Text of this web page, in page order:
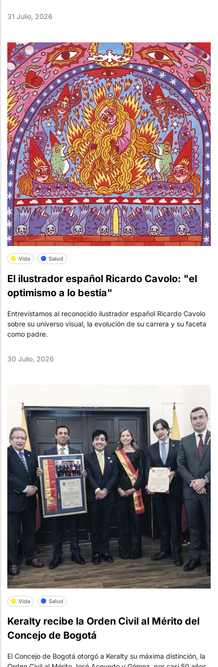
31 Julio, 2026
Vida Salud
El ilustrador español Ricardo Cavolo: "el
optimismo a lo bestia"
Entrevistamos al reconocido ilustrador español Ricardo Cavolo
sobre su universo visual, la evolución de su carrera y su faceta
como padre.
30 Julio, 2026
Vida Salud
Keralty recibe la Orden Civil al Mérito del
Concejo de Bogotá
El Concejo de Bogotá otorgó a Keralty su máxima distinción, la